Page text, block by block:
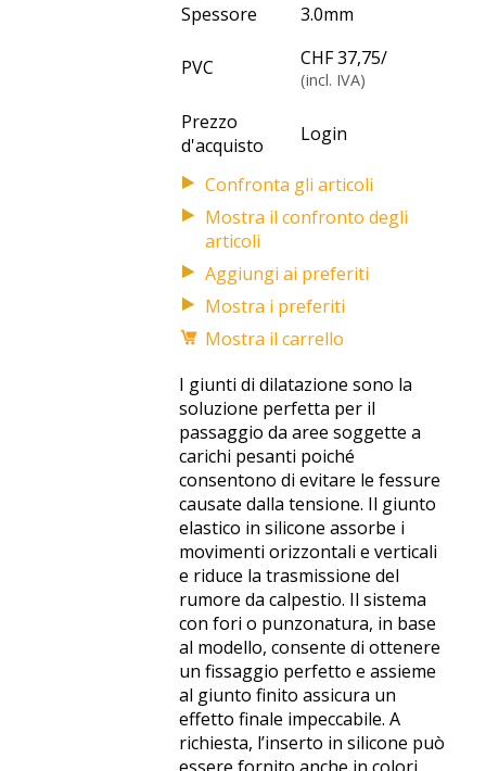
Spessore
3.0mm
PVC CHF 37,75/
(incl. IVA)
Prezzo
d'acquisto
Login
Mostra il confronto degli
articoli
Mostra i preferiti
Mostra il carrello
I giunti di dilatazione sono la
soluzione perfetta per il
passaggio da aree soggette a
carichi pesanti poiché
consentono di evitare le fessure
causate dalla tensione. Il giunto
elastico in silicone assorbe i
movimenti orizzontali e verticali
e riduce la trasmissione del
rumore da calpestio. Il sistema
con fori o punzonatura, in base
al modello, consente di ottenere
un fissaggio perfetto e assieme
al giunto finito assicura un
effetto finale impeccabile. A
richiesta, l’inserto in silicone può